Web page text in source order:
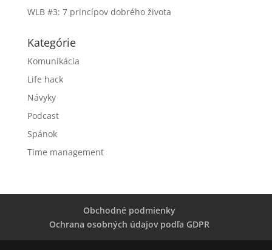
WLB #3: 7 princípov dobrého života
Kategórie
Komunikácia
Life hack
Návyky
Podcast
Spánok
Time management
Obchodné podmienky
Ochrana osobných údajov podľa GDPR